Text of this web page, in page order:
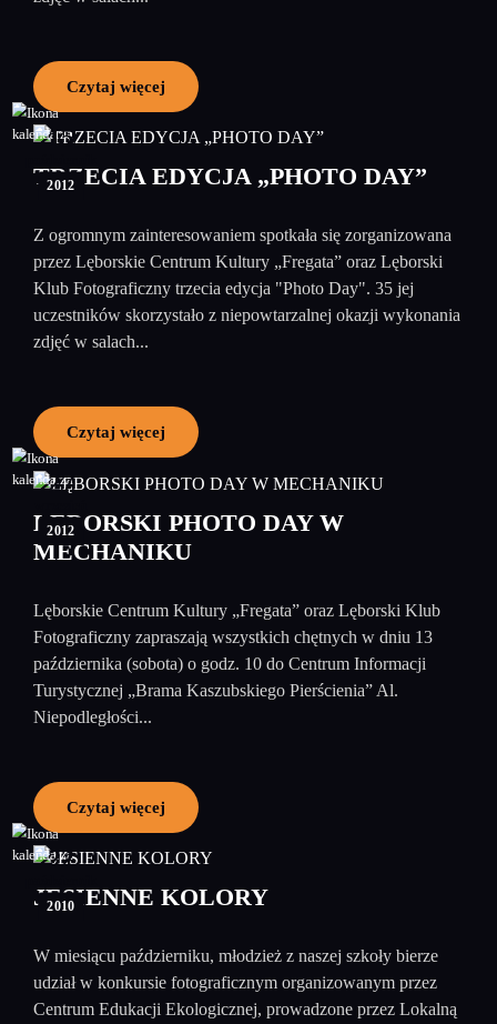
Czytaj więcej
15
2012
TRZECIA EDYCJA „PHOTO DAY”
Z ogromnym zainteresowaniem spotkała się zorganizowana
przez Lęborskie Centrum Kultury „Fregata” oraz Lęborski
Klub Fotograficzny trzecia edycja "Photo Day". 35 jej
uczestników skorzystało z niepowtarzalnej okazji wykonania
zdjęć w salach...
Czytaj więcej
27
2012
LĘBORSKI PHOTO DAY W
MECHANIKU
Lęborskie Centrum Kultury „Fregata” oraz Lęborski Klub
Fotograficzny zapraszają wszystkich chętnych w dniu 13
października (sobota) o godz. 10 do Centrum Informacji
Turystycznej „Brama Kaszubskiego Pierścienia” Al.
Niepodległości...
Czytaj więcej
22
2010
JESIENNE KOLORY
W miesiącu październiku, młodzież z naszej szkoły bierze
udział w konkursie fotograficznym organizowanym przez
Centrum Edukacji Ekologicznej, prowadzone przez Lokalną